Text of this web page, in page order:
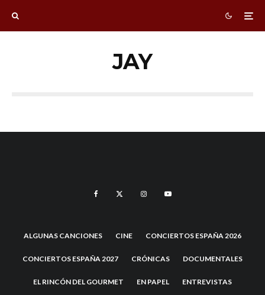
JAY
ALGUNAS CANCIONES CINE CONCIERTOS ESPAÑA 2026
CONCIERTOS ESPAÑA 2027 CRÓNICAS DOCUMENTALES
EL RINCÓN DEL GOURMET EN PAPEL ENTREVISTAS